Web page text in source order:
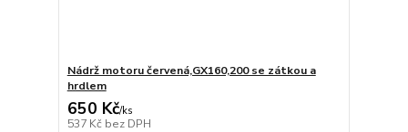
Nádrž motoru červená,GX160,200 se zátkou a
hrdlem
650 Kč/ks
537 Kč bez DPH